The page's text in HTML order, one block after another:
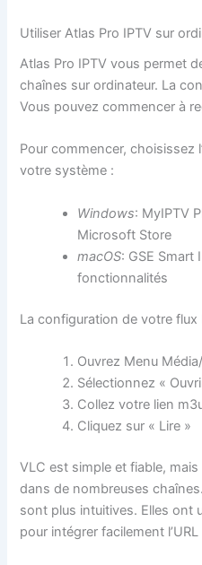
Utiliser Atlas Pro IPTV sur
Atlas Pro IPTV vous permet
chaînes sur ordinateur. La
Vous pouvez commencer à
Pour commencer, choisissez
votre système :
Windows: MyIPTV
Microsoft Store
macOS: GSE Smart
fonctionnalités
La configuration de votre flux
Ouvrez Menu
Sélectionnez «
Collez votre lien
Cliquez sur « Lire »
VLC est simple et fiable,
dans de nombreuses
sont plus intuitives. Elles ont
pour intégrer facilement l’URL